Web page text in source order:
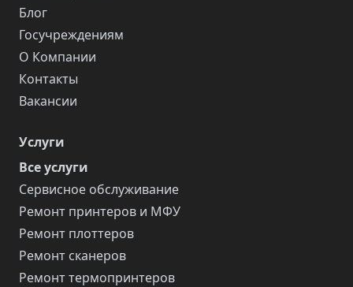
Блог
Госучреждениям
О Компании
Контакты
Вакансии
Услуги
Все услуги
Сервисное обслуживание
Ремонт принтеров и МФУ
Ремонт плоттеров
Ремонт сканеров
Ремонт термопринтеров